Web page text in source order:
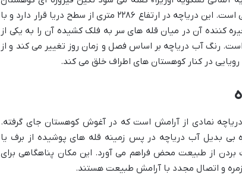
تیان شان در جنوب قزاقستان و در نزدیکی شهر آلماتی است. این دریاچه در ارتفاع ۲۲۸۶ متری از سطح دریا قرار دارد و با
کننده آن در میان قله های سر به فلک کشیده آن را به یکی از
رنگ آب دریاچه بر اساس فصل و زمان روز تغییر می کند و از
در کنار کوهستان های اطراف خلق می کند.
نمادی از آرامش است که در آغوش کوهستان جای گرفته.
بدیل آب دریاچه در پس زمینه قله های پوشیده از برف یا
از طبیعت محض فراهم می آورد. این مکان پناهگاهی برای
و اتصال مجدد با آرامش طبیعت هستند.